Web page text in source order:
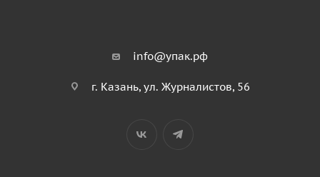
info@упак.рф
г. Казань, ул. Журналистов, 56